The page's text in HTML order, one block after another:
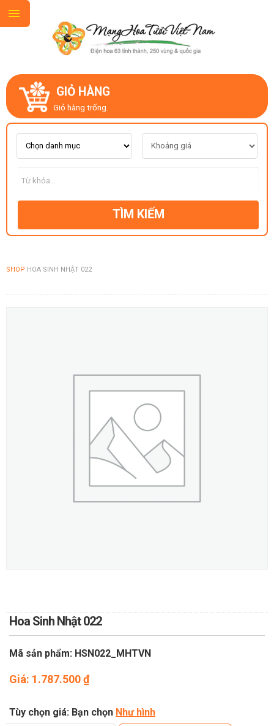
GIỎ HÀNG
Giỏ hàng trống.
TÌM KIẾM
SHOP HOA SINH NHẬT 022
Hoa Sinh Nhật 022
Mã sản phẩm: HSN022_MHTVN
Giá: 1.787.500₫
Tùy chọn giá: Bạn chọn Như hình
GIỚI THIỆU
LIÊN HỆ
MẪU HOA MỚI
CHỦ ĐỀ
DỊCH VỤ GỬI ĐIỆN HOA VỀ